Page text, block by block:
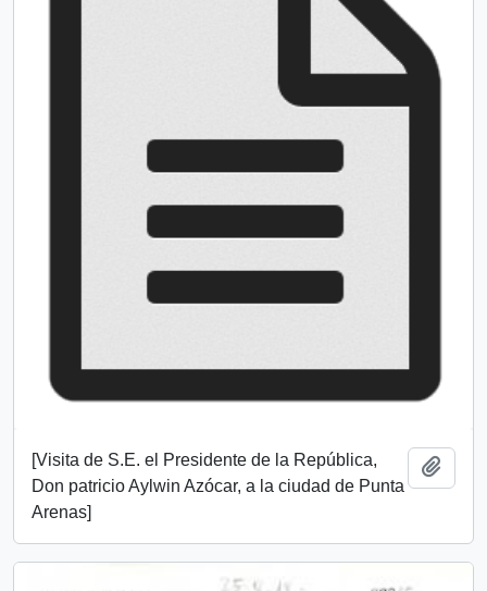
[Visita de S.E. el Presidente de la República,
Don patricio Aylwin Azócar, a la ciudad de Punta
Arenas]